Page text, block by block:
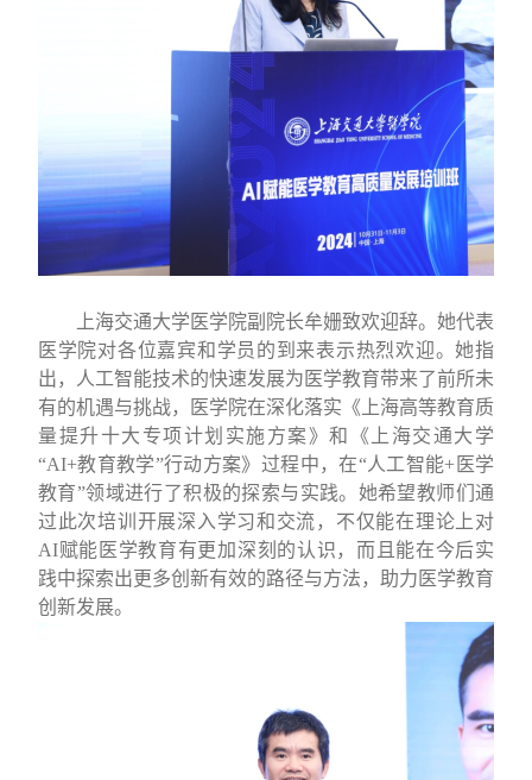
上海交通大学医学院副院长牟姗致欢迎辞。她代表
医学院对各位嘉宾和学员的到来表示热烈欢迎。她指
出，人工智能技术的快速发展为医学教育带来了前所未
有的机遇与挑战，医学院在深化落实《上海高等教育质
量提升十大专项计划实施方案》和《上海交通大学
“AI+教育教学”行动方案》过程中，在“人工智能+ 医学
教育”领域进行了积极的探索与实践。 她希望教师们通
过此次培训 开展深入学习和交流 ，不仅能在理论上对
AI赋能医学教育有更加深刻的认识， 而且 能在今后实
践中探索出更多创新有效的路径与方法，助力医学教育
创新发展。